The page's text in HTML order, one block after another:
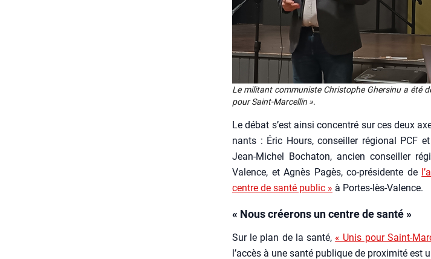
Le mili­tant com­mu­niste Chris­tophe Gher­si­nu a été
pour Saint-Mar­cel­lin ».
Le débat s’est ain­si concen­tré sur ces deux
nants : Éric Hours, conseiller régio­nal PCF
Jean-Michel Bocha­ton, ancien conseiller
Valence, et Agnès Pagès, co-pré­si­dente de
centre de san­té public » à Portes-lès-Valence.
« Nous créerons un centre de santé »
Sur le plan de la san­té, « Unis pour Saint-
l’accès à une san­té publique de proxi­mi­té est